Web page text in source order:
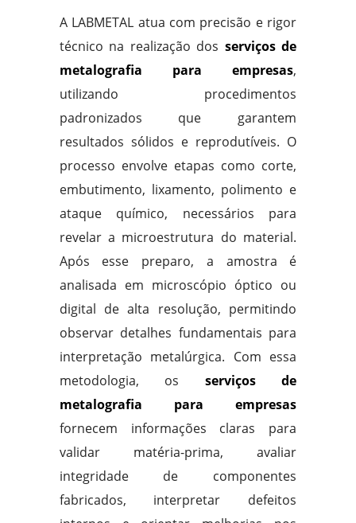
A LABMETAL atua com precisão e rigor
técnico na realização dos serviços de
metalografia para empresas,
utilizando procedimentos
padronizados que garantem
resultados sólidos e reprodutíveis. O
processo envolve etapas como corte,
embutimento, lixamento, polimento e
ataque químico, necessários para
revelar a microestrutura do material.
Após esse preparo, a amostra é
analisada em microscópio óptico ou
digital de alta resolução, permitindo
observar detalhes fundamentais para
interpretação metalúrgica. Com essa
metodologia, os serviços de
metalografia para empresas
fornecem informações claras para
validar matéria-prima, avaliar
integridade de componentes
fabricados, interpretar defeitos